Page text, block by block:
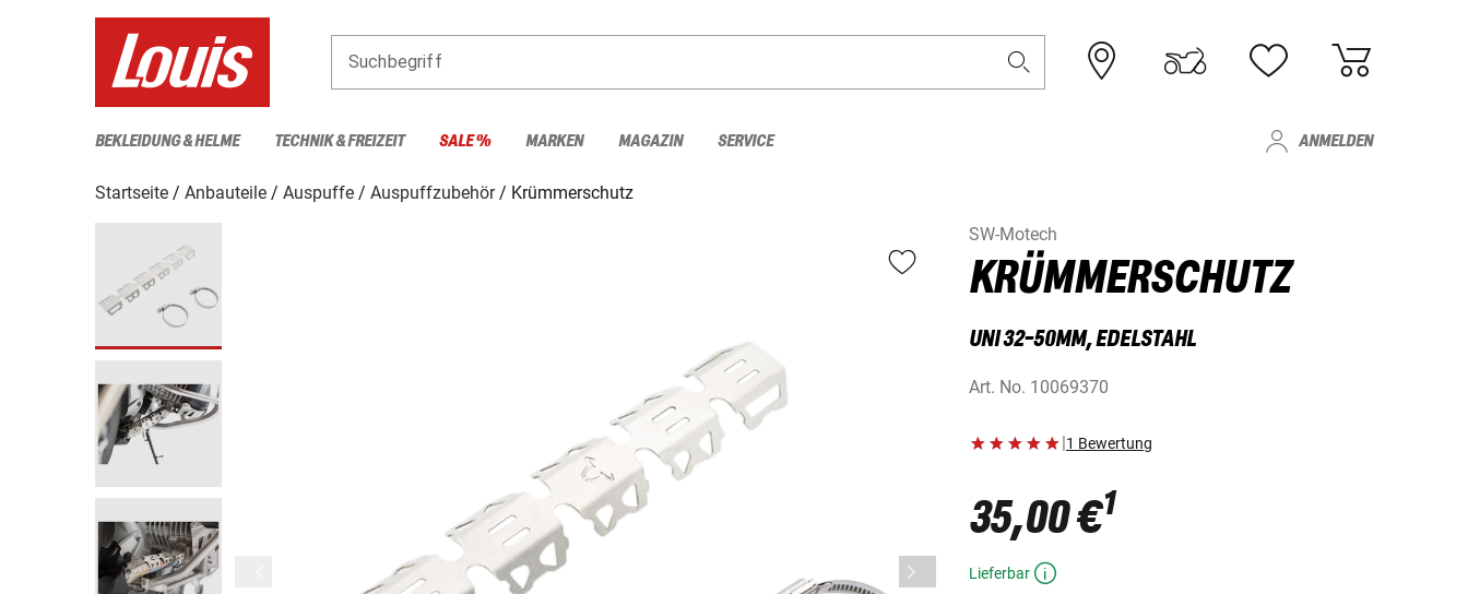
Suchbegriff
BEKLEIDUNG & HELME TECHNIK & FREIZEIT SALE % MARKEN MAGAZIN SERVICE ANMELDEN
Startseite Anbauteile Auspuffe Auspuffzubehör
Krümmerschutz
SW-Motech
KRÜMMERSCHUTZ
UNI 32-50MM, EDELSTAHL
Art. No. 10069370
|1 Bewertung
35,00 €1
Lieferbar